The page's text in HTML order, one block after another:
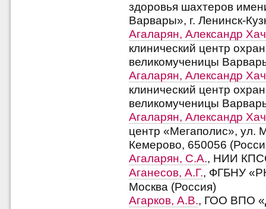
здоровья шахтеров
Варвары», г. Ленинск-
Агаларян, Александр
клинический центр
великомученицы
Агаларян, Александр
клинический центр
великомученицы
Агаларян, Александр
центр «Мегаполис», ул.
Кемерово, 650056
Агаларян, С.А., НИИ
Аганесов, А.Г., ФГБНУ
Москва (Россия)
Агарков, А.В., ГОО ВПО